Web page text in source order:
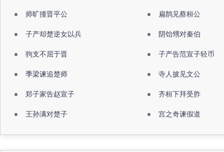
师旷撞晋平公 扁鹊见蔡桓公
子产却楚逆女以兵 阴饴甥对秦伯
驹支不屈于晋 子产告范宣子轻币
季梁谏追楚师 寺人披见文公
郑子家告赵宣子 齐桓下拜受胙
王孙满对楚子 宫之奇谏假道